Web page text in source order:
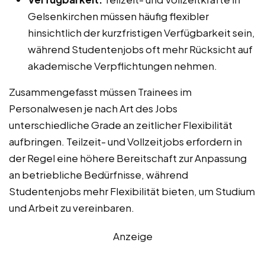
Gelsenkirchen müssen häufig flexibler
hinsichtlich der kurzfristigen Verfügbarkeit sein,
während Studentenjobs oft mehr Rücksicht auf
akademische Verpflichtungen nehmen.
Zusammengefasst müssen Trainees im
Personalwesen je nach Art des Jobs
unterschiedliche Grade an zeitlicher Flexibilität
aufbringen. Teilzeit- und Vollzeitjobs erfordern in
der Regel eine höhere Bereitschaft zur Anpassung
an betriebliche Bedürfnisse, während
Studentenjobs mehr Flexibilität bieten, um Studium
und Arbeit zu vereinbaren.
Anzeige